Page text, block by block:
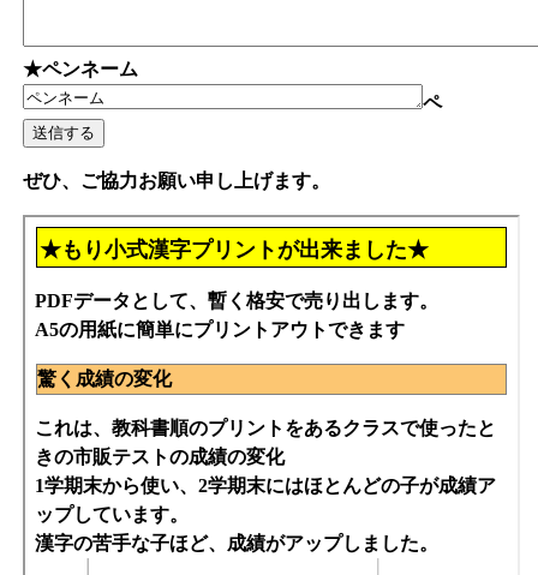
★ペンネーム
ペ
ぜひ、ご協力お願い申し上げます。